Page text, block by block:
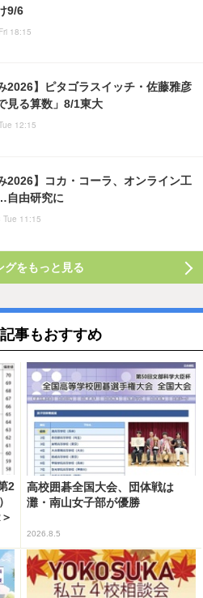
9/6
18:15
2026】ピタゴラスイッチ・佐藤雅彦
見る算数」8/1東大
12:15
2026】コカ・コーラ、オンライン工
自由研究に
11:15
グをもっと見る
事もおすすめ
2
高校囲碁全国大会、団体戦は
灘・南山女子部が優勝
2026.8.5